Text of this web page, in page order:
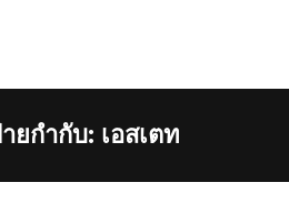
ยกำกับ: เอสเตท